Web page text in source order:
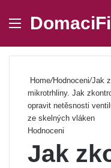
Menu
Home/Hodnoceni/Jak
mikrotrhliny. Jak
opravit netěsnosti
ze skelných vláken
Hodnoceni
Jak